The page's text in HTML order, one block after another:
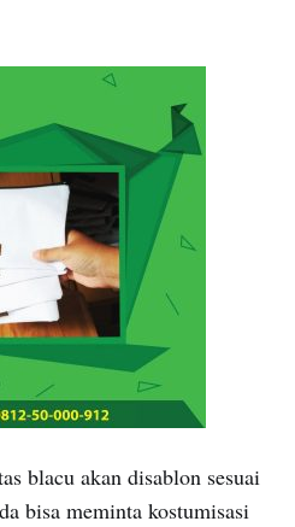
blacu akan disablon sesuai
bisa meminta kostumisasi